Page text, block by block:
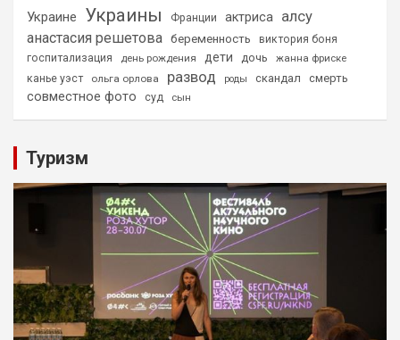
Украине Украины Франции актриса алсу
анастасия решетова беременность
виктория боня
госпитализация
день рождения дети дочь
жанна фриске
канье уэст
ольга орлова развод роды скандал смерть
совместное фото суд сын
Туризм